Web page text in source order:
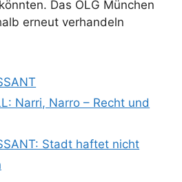
Das OLG München
erneut verhandeln
Narri, Narro – Recht und
Stadt haftet nicht